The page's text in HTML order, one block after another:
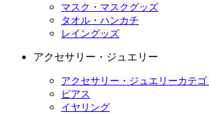
マスク・マスクグッズ
タオル・ハンカチ
レイングッズ
アクセサリー・ジュエリー
アクセサリー・ジュエリーカテゴ
ピアス
イヤリング